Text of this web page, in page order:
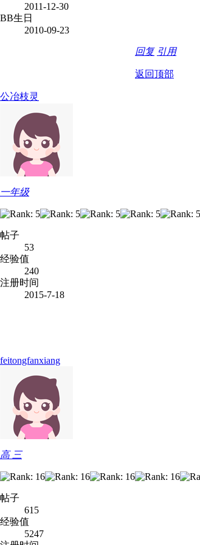
2011-12-30
BB生日
2010-09-23
回复 引用
返回顶部
公冶枝灵
一年级
帖子
53
经验值
240
注册时间
2015-7-18
feitongfanxiang
高 三
帖子
615
经验值
5247